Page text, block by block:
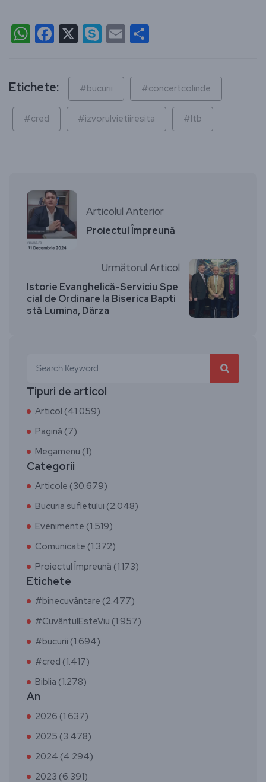
WhatsApp
Facebook
X Skype
Email
Etichete: #bucurii #concertcolinde
#cred #izvorulvietiiresita #ltb
Articolul Anterior
Proiectul Împreună
Următorul Articol
Istorie Evanghelică-Serviciu Spe
cial de Ordinare la Biserica Bapti
stă Lumina, Dârza
Tipuri de articol
Articol (41.059)
Pagină (7)
Megamenu (1)
Categorii
Articole (30.679)
Bucuria sufletului (2.048)
Evenimente (1.519)
Comunicate (1.372)
Proiectul Împreună (1.173)
Etichete
#binecuvântare (2.477)
#CuvântulEsteViu (1.957)
#bucurii (1.694)
#cred (1.417)
Biblia (1.278)
An
2026 (1.637)
2025 (3.478)
2024 (4.294)
2023 (6.391)